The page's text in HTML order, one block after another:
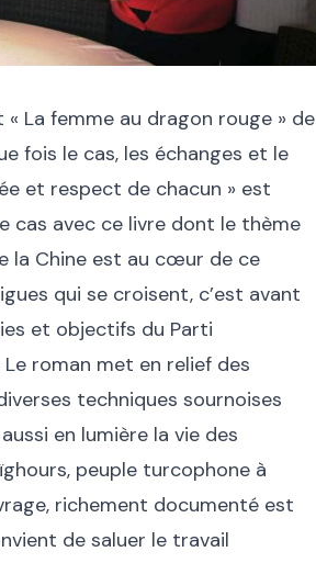
La femme au dragon rouge » de
fois le cas, les échanges et le
et respect de chacun » est
cas avec ce livre dont le thème
la Chine est au cœur de ce
qui se croisent, c’est avant
et objectifs du Parti
roman met en relief des
techniques sournoises
en lumière la vie des
peuple turcophone à
richement documenté est
de saluer le travail